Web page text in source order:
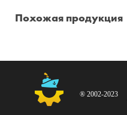
Похожая продукция
® 2002-2023